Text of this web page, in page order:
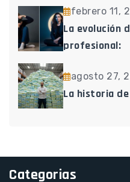
febrero 11,
La evolución
profesional:
agosto 27,
La historia de
Categorias